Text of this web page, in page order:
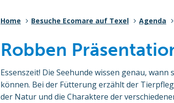
Home Besuche Ecomare auf Texel Agenda
Robben
Essenszeit! Die Seehunde wissen genau,
können. Bei der Fütterung erzählt der
der Natur und die Charaktere der